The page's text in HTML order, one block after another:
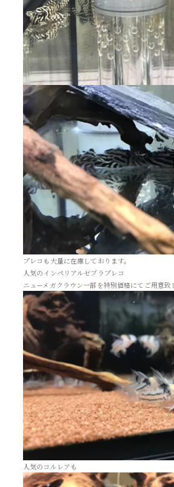
プレコも大量に在庫しております。
人気のインペリアルゼブラプレコ
ニューメガクラウン一部を特別価格にてご用意致
人気のコルレアも